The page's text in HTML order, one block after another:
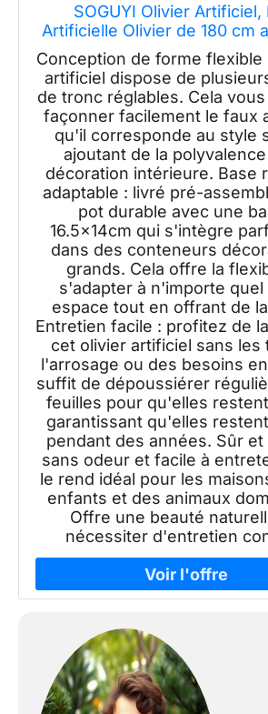
SOGUYI Olivier Artificiel,
Artificielle Olivier de 180 cm
en Bois Naturel et Fruits
la Décoration de la Maison
Conception de forme flexible
artificiel dispose de
de tronc réglables. Cela
façonner facilement le faux
qu'il corresponde au style
ajoutant de la
décoration intérieure. Base
adaptable : livré pré-
pot durable avec une
16.5x14cm qui s'intègre
dans des conteneurs
grands. Cela offre la
s'adapter à n'importe quel
espace tout en offrant de
Entretien facile : profitez de
cet olivier artificiel sans les
l'arrosage ou des besoins
suffit de dépoussiérer
feuilles pour qu'elles
garantissant qu'elles
pendant des années. Sûr et
sans odeur et facile à
le rend idéal pour les
enfants et des animaux
Offre une beauté
nécessiter d'entretien